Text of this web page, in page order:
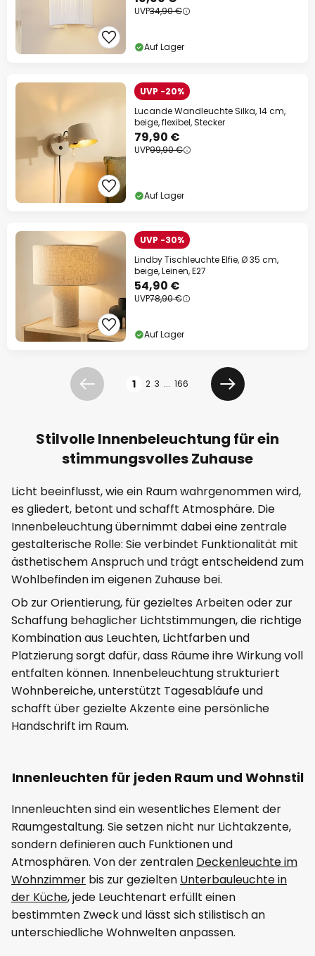
UVP34,90 €
Auf Lager
UVP -20%
Lucande Wandleuchte Silka, 14 cm,
beige, flexibel, Stecker
79,90 €
UVP99,90 €
Auf Lager
UVP -30%
Lindby Tischleuchte Elfie, Ø 35 cm,
beige, Leinen, E27
54,90 €
UVP78,90 €
Auf Lager
Zurück 1 2 3 ... 166
Weiter
Stilvolle Innenbeleuchtung für ein
stimmungsvolles Zuhause
Licht beeinflusst, wie ein Raum wahrgenommen wird,
es gliedert, betont und schafft Atmosphäre. Die
Innenbeleuchtung übernimmt dabei eine zentrale
gestalterische Rolle: Sie verbindet Funktionalität mit
ästhetischem Anspruch und trägt entscheidend zum
Wohlbefinden im eigenen Zuhause bei.
Ob zur Orientierung, für gezieltes Arbeiten oder zur
Schaffung behaglicher Lichtstimmungen, die richtige
Kombination aus Leuchten, Lichtfarben und
Platzierung sorgt dafür, dass Räume ihre Wirkung voll
entfalten können. Innenbeleuchtung strukturiert
Wohnbereiche, unterstützt Tagesabläufe und
schafft über gezielte Akzente eine persönliche
Handschrift im Raum.
Innenleuchten für jeden Raum und Wohnstil
Innenleuchten sind ein wesentliches Element der
Raumgestaltung. Sie setzen nicht nur Lichtakzente,
sondern definieren auch Funktionen und
Atmosphären. Von der zentralen Deckenleuchte im
Wohnzimmer bis zur gezielten Unterbauleuchte in
der Küche, jede Leuchtenart erfüllt einen
bestimmten Zweck und lässt sich stilistisch an
unterschiedliche Wohnwelten anpassen.